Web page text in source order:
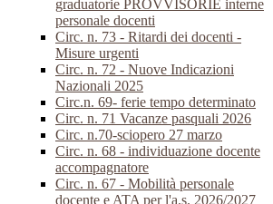
graduatorie PROVVISORIE interne
personale docenti
Circ. n. 73 - Ritardi dei docenti -
Misure urgenti
Circ. n. 72 - Nuove Indicazioni
Nazionali 2025
Circ.n. 69- ferie tempo determinato
Circ. n. 71 Vacanze pasquali 2026
Circ. n.70-sciopero 27 marzo
Circ. n. 68 - individuazione docente
accompagnatore
Circ. n. 67 - Mobilità personale
docente e ATA per l'a.s. 2026/2027